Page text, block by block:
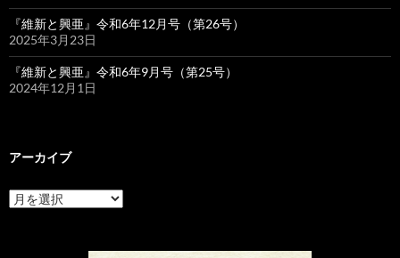
『維新と興亜』令和6年12月号（第26号）
2025年3月23日
『維新と興亜』令和6年9月号（第25号）
2024年12月1日
アーカイブ
ア
ー